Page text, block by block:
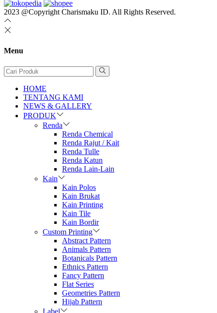
2023 @Copyright Charismaku ID. All Rights Reserved.
Menu
HOME
TENTANG KAMI
NEWS & GALLERY
PRODUK
Renda
Renda Chemical
Renda Rajut / Kait
Renda Tulle
Renda Katun
Renda Lain-Lain
Kain
Kain Polos
Kain Brukat
Kain Printing
Kain Tile
Kain Bordir
Custom Printing
Abstract Pattern
Animals Pattern
Botanicals Pattern
Ethnics Pattern
Fancy Pattern
Flat Series
Geometries Pattern
Hijab Pattern
Label